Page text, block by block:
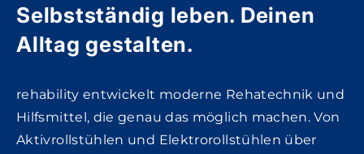
Selbstständig leben. Deinen
Alltag gestalten.
rehability entwickelt moderne Rehatechnik und
Hilfsmittel, die genau das möglich machen. Von
Aktivrollstühlen und Elektrorollstühlen über